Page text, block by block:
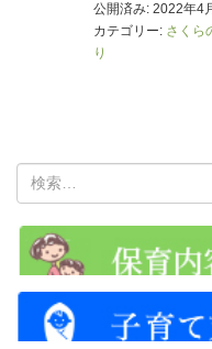
公開済み: 2022年4
カテゴリー: さくら
り
索: